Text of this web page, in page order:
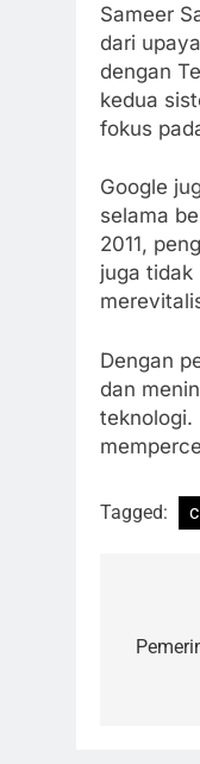
Sameer
dari
dengan
kedua
fokus
Google
selama
2011,
juga tidak
Dengan
dan
teknologi.
Tagged:
pos